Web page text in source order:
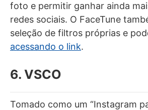
foto e permitir ganhar ainda
redes sociais. O FaceTune
seleção de filtros próprias e
acessando o link.
6. VSCO
Tomado como um “Instagram